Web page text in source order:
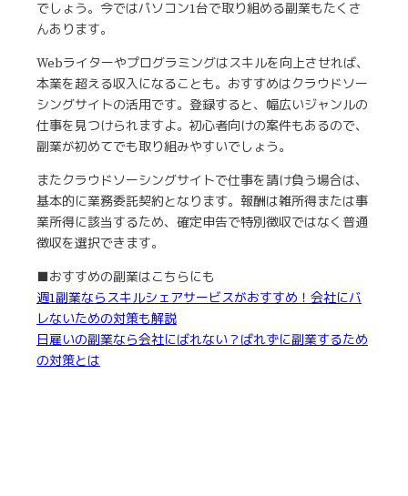
でしょう。今ではパソコン1台で取り組める副業もたくさ
んあります。
Webライターやプログラミングはスキルを向上させれば、
本業を超える収入になることも。おすすめはクラウドソー
シングサイトの活用です。登録すると、幅広いジャンルの
仕事を見つけられますよ。初心者向けの案件もあるので、
副業が初めてでも取り組みやすいでしょう。
またクラウドソーシングサイトで仕事を請け負う場合は、
基本的に業務委託契約となります。報酬は雑所得または事
業所得に該当するため、確定申告で特別徴収ではなく普通
徴収を選択できます。
■おすすめの副業はこちらにも
週1副業ならスキルシェアサービスがおすすめ！会社にバ
レないための対策も解説
日雇いの副業なら会社にばれない？ばれずに副業するため
の対策とは